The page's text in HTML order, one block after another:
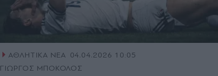
ΑΘΛΗΤΙΚΑ ΝΕΑ 04.04.2026 10:05
ΓΙΩΡΓΟΣ ΜΠΟΚΟΛΟΣ